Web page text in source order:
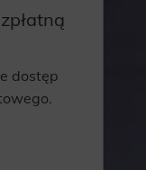
dostęp